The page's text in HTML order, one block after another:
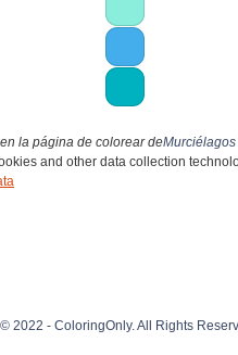
la página de colorear de
and other data collection
2022 - ColoringOnly. All Rights